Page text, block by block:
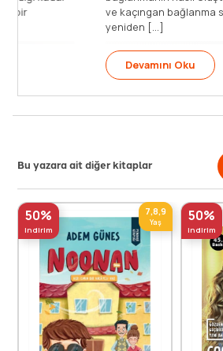
bağımlılık kazanmadan ayrılabilir…
“duygusal yetenektir”, çocukluk [...]
Devamını Oku
Bu yazara ait diğer kitaplar
50%
indirim
7,8,9
Yaş 50%
indirim